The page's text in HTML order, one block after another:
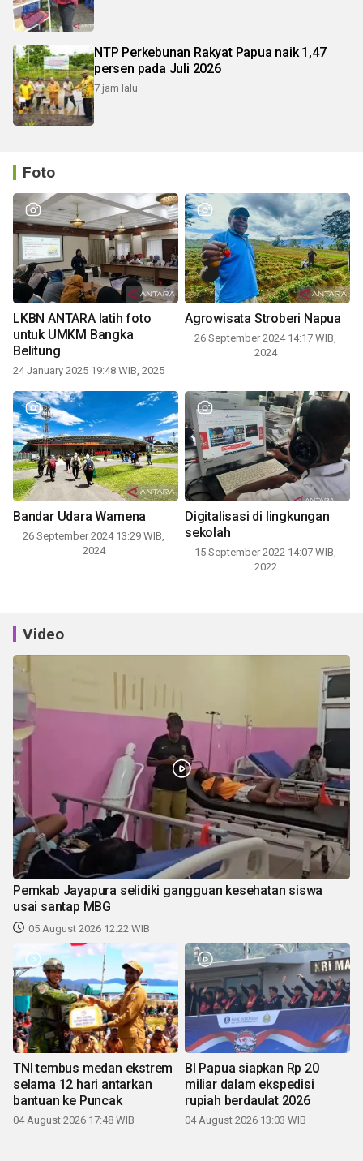
NTP Perkebunan Rakyat Papua naik 1,47
persen pada Juli 2026
7 jam lalu
Foto
LKBN ANTARA latih foto
untuk UMKM Bangka
Belitung
24 January 2025 19:48 WIB, 2025
Agrowisata Stroberi Napua
26 September 2024 14:17 WIB,
2024
Bandar Udara Wamena
26 September 2024 13:29 WIB,
2024
Digitalisasi di lingkungan
sekolah
15 September 2022 14:07 WIB,
2022
Video
Pemkab Jayapura selidiki gangguan kesehatan siswa
usai santap MBG
05 August 2026 12:22 WIB
TNI tembus medan ekstrem
selama 12 hari antarkan
bantuan ke Puncak
04 August 2026 17:48 WIB
BI Papua siapkan Rp 20
miliar dalam ekspedisi
rupiah berdaulat 2026
04 August 2026 13:03 WIB